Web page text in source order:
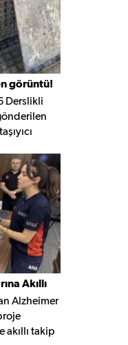
görüntü!
Derslikli
teknik
Akıllı
Alzheimer
akıllı takip